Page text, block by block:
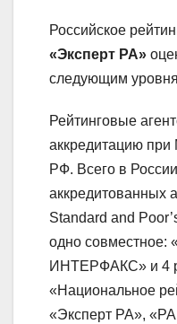
Российское
«Эксперт РА»
следующим
Рейтинговые
аккредитацию при
РФ. Всего в
аккредитованных
Standard and
одно
ИНТЕРФАКС» и 4
«Национальное
«Эксперт РА», «РА